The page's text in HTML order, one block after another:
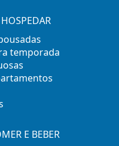
temporada
E BEBER